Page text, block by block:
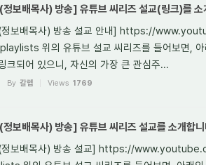
정보배목사) 방송] 유튜브 씨리즈 설교(링크)를 소
(정보배목사) 방송 설교 안내] https://
위의 유튜브 설교 씨리즈를 들어보면, 아
크되어 있으니, 자신의 가장 큰 관심주...
By 갈렙 Views 1769
보배목사) 방송] 유튜브 씨리즈 설교를 소개합
(정보배목사) 방송 설교] https://